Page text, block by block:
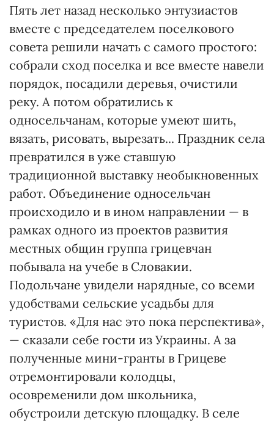
Пять лет назад несколько энтузиастов
вместе с председателем поселкового
совета решили начать с самого простого:
собрали сход поселка и все вместе навели
порядок, посадили деревья, очистили
реку. А потом обратились к
односельчанам, которые умеют шить,
вязать, рисовать, вырезать... Праздник села
превратился в уже ставшую
традиционной выставку необыкновенных
работ. Объединение односельчан
происходило и в ином направлении — в
рамках одного из проектов развития
местных общин группа грицевчан
побывала на учебе в Словакии.
Подольчане увидели нарядные, со всеми
удобствами сельские усадьбы для
туристов. «Для нас это пока перспектива»,
— сказали себе гости из Украины. А за
полученные мини-гранты в Грицеве
отремонтировали колодцы,
осовременили дом школьника,
обустроили детскую площадку. В селе